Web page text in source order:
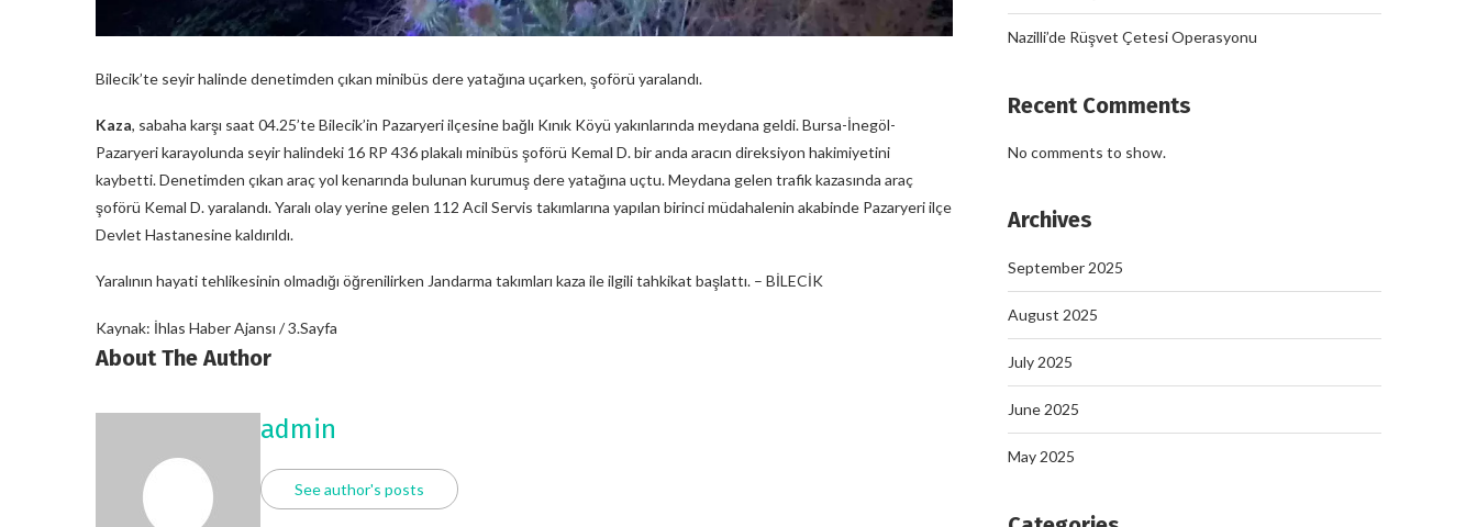
Bilecik’te seyir halinde denetimden çıkan minibüs dere yatağına uçarken, şoförü yaralandı.
Kaza, sabaha karşı saat 04.25’te Bilecik’in Pazaryeri ilçesine bağlı Kınık Köyü yakınlarında meydana geldi. Bursa-İnegöl-
Pazaryeri karayolunda seyir halindeki 16 RP 436 plakalı minibüs şoförü Kemal D. bir anda aracın direksiyon hakimiyetini
kaybetti. Denetimden çıkan araç yol kenarında bulunan kurumuş dere yatağına uçtu. Meydana gelen trafik kazasında araç
şoförü Kemal D. yaralandı. Yaralı olay yerine gelen 112 Acil Servis takımlarına yapılan birinci müdahalenin akabinde Pazaryeri ilçe
Devlet Hastanesine kaldırıldı.
Yaralının hayati tehlikesinin olmadığı öğrenilirken Jandarma takımları kaza ile ilgili tahkikat başlattı. – BİLECİK
Kaynak: İhlas Haber Ajansı / 3.Sayfa
About The Author
admin
See author's posts
Nazilli’de Rüşvet Çetesi Operasyonu
Recent Comments
No comments to show.
Archives
September 2025
August 2025
July 2025
June 2025
May 2025